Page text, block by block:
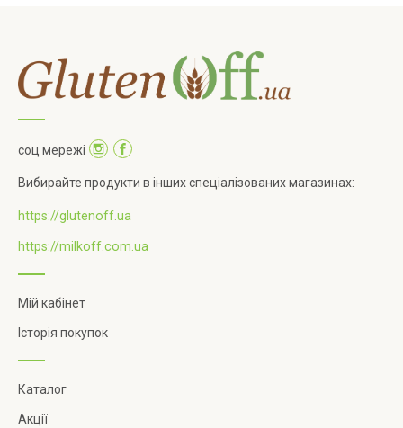
соц мережі
Вибирайте продукти в інших спеціалізованих магазинах:
https://glutenoff.ua
https://milkoff.com.ua
Мій кабінет
Історія покупок
Каталог
Акції